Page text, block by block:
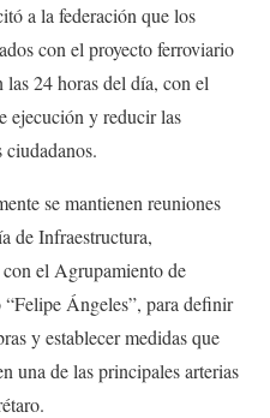
a la federación que los
con el proyecto ferroviario
24 horas del día, con el
ejecución y reducir las
se mantienen reuniones
de Infraestructura,
el Agrupamiento de
Ángeles”, para definir
y establecer medidas que
una de las principales arterias